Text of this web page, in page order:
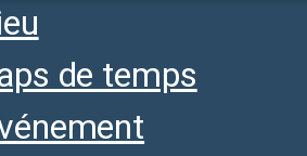
de temps